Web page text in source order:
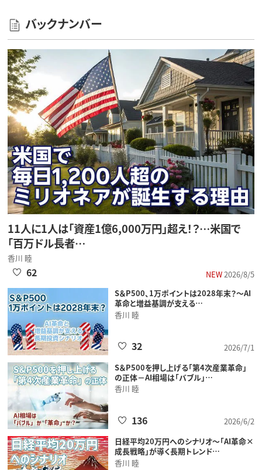
バックナンバー
11人に1人は「資産1億6,000万円」超え！？…米国で
「百万ドル長者…
香川 睦
NEW2026/8/5
62
S＆P500、1万ポイントは2028年末？～AI
革命と増益基調が支える…
香川 睦
2026/7/1
32
S＆P500を押し上げる「第4次産業革命」
の正体－AI相場は「バブル」…
香川 睦
2026/6/2
136
日経平均20万円へのシナリオ～「AI革命×
成長戦略」が導く長期トレンド…
香川 睦